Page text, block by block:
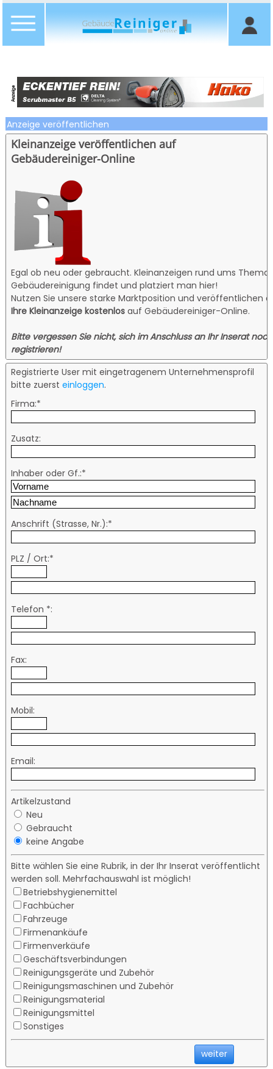
Anzeige veröffentlichen
Kleinanzeige veröffentlichen auf
Gebäudereiniger-Online
Egal ob neu oder gebraucht. Kleinanzeigen rund ums Thema
Gebäudereinigung findet und platziert man hier!
Nutzen Sie unsere starke Marktposition und veröffentlichen
Ihre Kleinanzeige kostenlos auf Gebäudereiniger-Online.
Bitte vergessen Sie nicht, sich im Anschluss an Ihr Inserat
registrieren!
Registrierte User mit eingetragenem Unternehmensprofil
bitte zuersteinloggen.
Firma:*
Zusatz:
Inhaber oder Gf.:*
Anschrift (Strasse, Nr.):*
PLZ / Ort:*
Telefon *:
Fax:
Mobil:
Email:
Artikelzustand
Neu
Gebraucht
keine Angabe
Bitte wählen Sie eine Rubrik, in der Ihr Inserat veröffentlicht
werden soll. Mehrfachauswahl ist möglich!
Betriebshygienemittel
Fachbücher
Fahrzeuge
Firmenankäufe
Firmenverkäufe
Geschäftsverbindungen
Reinigungsgeräte und Zubehör
Reinigungsmaschinen und Zubehör
Reinigungsmaterial
Reinigungsmittel
Sonstiges
weiter